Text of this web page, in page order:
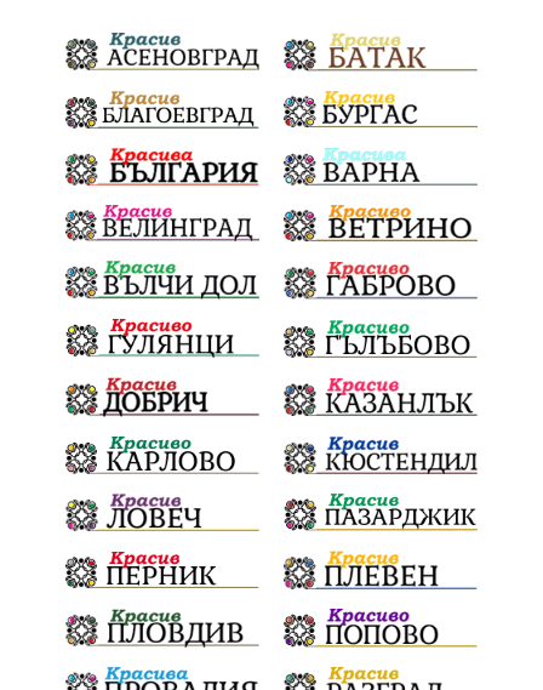
Отговорност БългарскиДух ОбщинскиСъвет
Полиграф ДетекторНаЛъжата МВР
ОбезпечителниМерки МестнаВласт Котел
СИК Ружица РайнаКнягиня
ВеселинОрешков Шофьори
НационаленШампион ОрлинОрлиновЕнчев
ВСС СъдебнаРеформа Шантаж
ПолитическиНатиск ЗаплахаЗаАрест
ПартияВеличие ЕкатеринаДафовска Тракия
ПТП Сливен КварталРечица Данъци
ПътнаИнфраструктура Асфалт
БрашноСтоименов ИстинскиХляб